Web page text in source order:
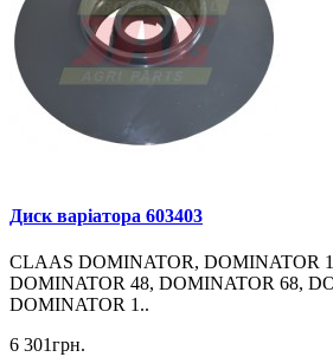
Диск варіатора 603403
CLAAS DOMINATOR, DOMINATOR
DOMINATOR 48, DOMINATOR 68,
DOMINATOR 1..
6 301грн.